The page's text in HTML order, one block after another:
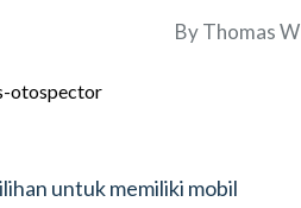
ByThomas W
untuk memiliki mobil